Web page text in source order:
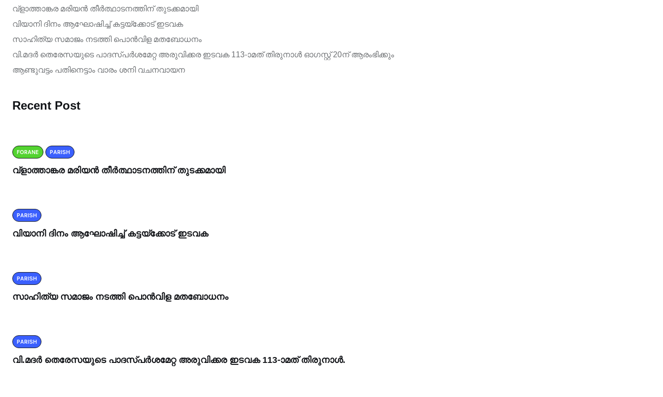
വ്ളാത്താങ്കര മരിയൻ തീർത്ഥാടനത്തിന് തുടക്കമായി
വിയാനി ദിനം ആഘോഷിച്ച് കട്ടയ്ക്കോട് ഇടവക
സാഹിത്യ സമാജം നടത്തി പൊൻവിള മതബോധനം
വി.മദർ തെരേസയുടെ പാദസ്പർശമേറ്റ അരുവിക്കര ഇടവക 113-ാമത് തിരുനാൾ ഓഗസ്റ്റ് 20ന് ആരംഭിക്കും
ആണ്ടുവട്ടം പതിനെട്ടാം വാരം ശനി വചനവായന
Recent Post
FORANE PARISH
വ്ളാത്താങ്കര മരിയൻ തീർത്ഥാടനത്തിന് തുടക്കമായി
PARISH
വിയാനി ദിനം ആഘോഷിച്ച് കട്ടയ്ക്കോട് ഇടവക
PARISH
സാഹിത്യ സമാജം നടത്തി പൊൻവിള മതബോധനം
PARISH
വി.മദർ തെരേസയുടെ പാദസ്പർശമേറ്റ അരുവിക്കര ഇടവക 113-ാമത് തിരുനാൾ.